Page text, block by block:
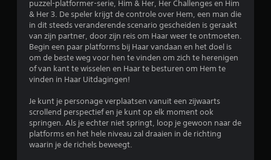
n
g
e
puzzel-platformer-serie, Him & Her, Her Challenges en Him
& Her 3. De speler krijgt de controle over Hem, een man die
in dit steeds veranderende scenario gescheiden is geraakt
van zijn partner, door zijn reis om Haar weer te ontmoeten.
Begin een paar platforms bij Haar vandaan en het doel is
om de beste weg voor hen te vinden om zich te herenigen
of van kant te wisselen en Haar te besturen om Hem te
vinden in Haar Uitdagingen!
Je kunt je personage verplaatsen vanuit een zijwaarts
scrollend perspectief en je kunt op elk moment ook
springen. Als je echter niet springt, loop je gewoon naar de
platforms en het hele niveau zal draaien in de richting
waarin je de richels beweegt.